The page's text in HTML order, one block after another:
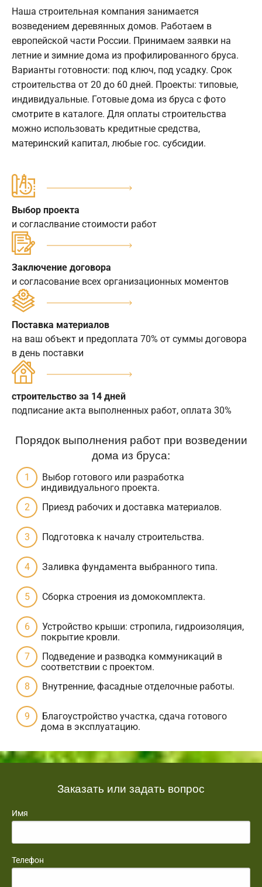
Наша строительная компания занимается
возведением деревянных домов. Работаем в
европейской части России. Принимаем заявки на
летние и зимние дома из профилированного бруса.
Варианты готовности: под ключ, под усадку. Срок
строительства от 20 до 60 дней. Проекты: типовые,
индивидуальные. Готовые дома из бруса с фото
смотрите в каталоге. Для оплаты строительства
можно использовать кредитные средства,
материнский капитал, любые гос. субсидии.
Выбор проекта
и согласлвание стоимости работ
Заключение договора
и согласование всех организационных моментов
Поставка материалов
на ваш объект и предоплата 70% от суммы договора
в день поставки
строительство за 14 дней
подписание акта выполненных работ, оплата 30%
Порядок выполнения работ при возведении
дома из бруса:
Выбор готового или разработка
индивидуального проекта.
Приезд рабочих и доставка материалов.
Подготовка к началу строительства.
Заливка фундамента выбранного типа.
Сборка строения из домокомплекта.
Устройство крыши: стропила, гидроизоляция,
покрытие кровли.
Подведение и разводка коммуникаций в
соответствии с проектом.
Внутренние, фасадные отделочные работы.
Благоустройство участка, сдача готового
дома в эксплуатацию.
Заказать или задать вопрос
Имя
Телефон